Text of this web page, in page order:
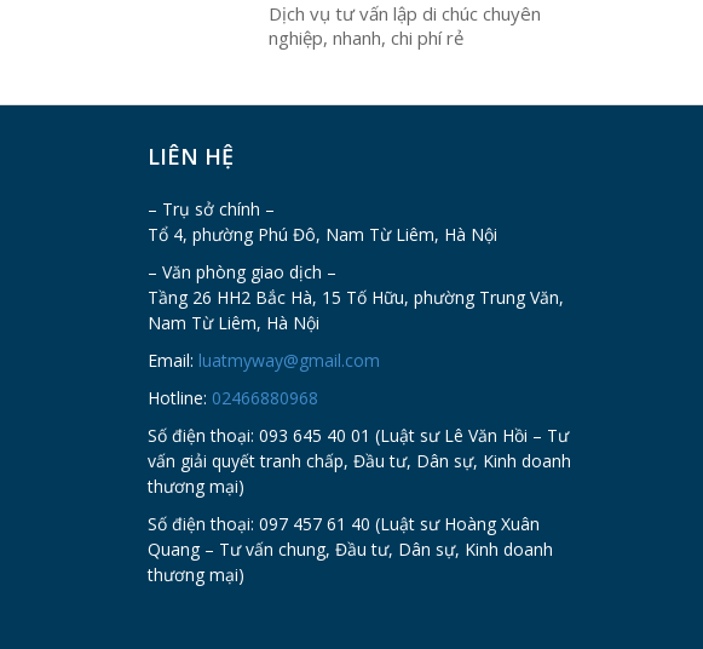
Dịch vụ tư vấn lập di chúc chuyên
nghiệp, nhanh, chi phí rẻ
LIÊN HỆ
– Trụ sở chính –
Tổ 4, phường Phú Đô, Nam Từ Liêm, Hà Nội
– Văn phòng giao dịch –
Tầng 26 HH2 Bắc Hà, 15 Tố Hữu, phường Trung Văn,
Nam Từ Liêm, Hà Nội
Email: luatmyway@gmail.com
Hotline: 02466880968
Số điện thoại: 093 645 40 01 (Luật sư Lê Văn Hồi – Tư
vấn giải quyết tranh chấp, Đầu tư, Dân sự, Kinh doanh
thương mại)
Số điện thoại: 097 457 61 40 (Luật sư Hoàng Xuân
Quang – Tư vấn chung, Đầu tư, Dân sự, Kinh doanh
thương mại)